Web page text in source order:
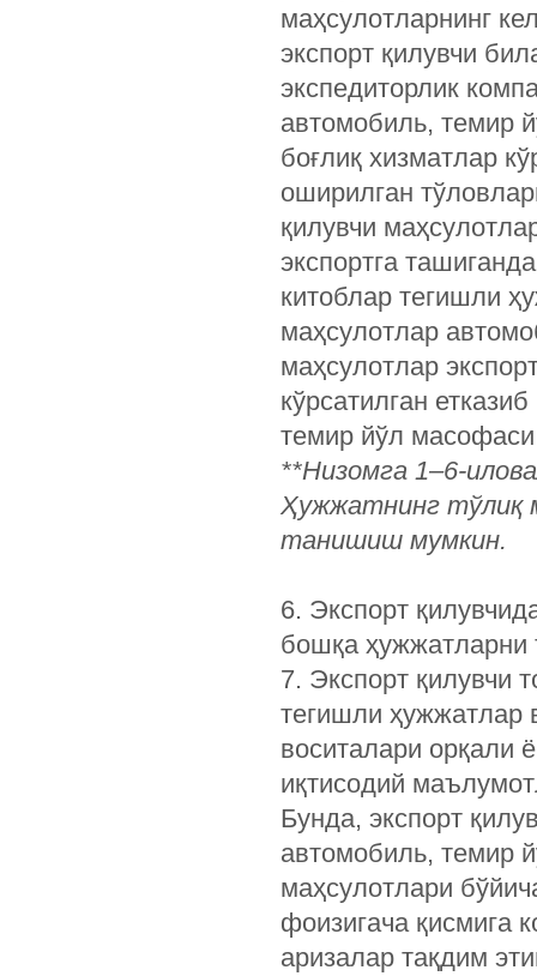
маҳсулотларнинг
экспорт қилувчи
экспедиторлик
автомобиль, темир
боғлиқ хизматлар
оширилган
қилувчи
экспортга
китоблар тегишли
маҳсулотлар
маҳсулотлар
кўрсатилган
темир йўл
**Низомга 1–6-
Ҳужжатнинг тўлиқ
танишиш мумкин.
6. Экспорт
бошқа ҳужжатларни
7. Экспорт қилувчи
тегишли ҳужжатлар
воситалари орқали
иқтисодий
Бунда, экспорт
автомобиль, темир
маҳсулотлари
фоизигача қисмига
аризалар тақдим